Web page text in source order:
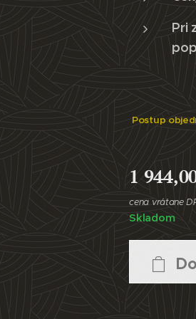
Pri
Postup
1
cena vrátane
Skladom